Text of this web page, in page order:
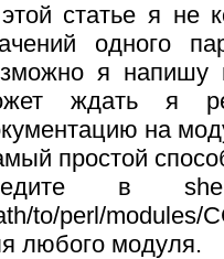
статье я не
одного
я напишу
ждать я
на
простой
в
to/perl/modules/
любого модуля.